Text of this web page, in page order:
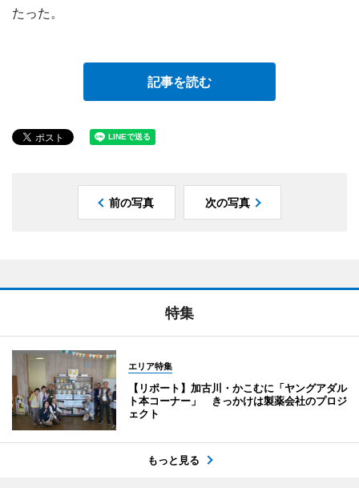
たった。
記事を読む
前の写真 次の写真
特集
エリア特集
【リポート】加古川・かこむに「ヤングアダル
ト本コーナー」 きっかけは製薬会社のプロジ
ェクト
もっと見る